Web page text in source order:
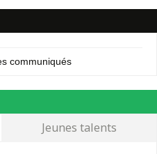
communiqués
Jeunes talents